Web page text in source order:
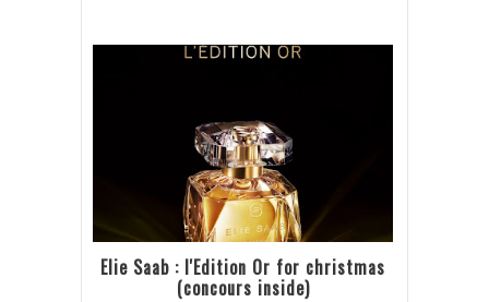
Elie Saab : l'Edition Or for christmas
(concours inside)